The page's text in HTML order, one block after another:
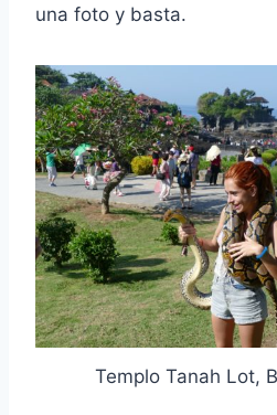
una foto y basta.
Templo Tanah Lot,